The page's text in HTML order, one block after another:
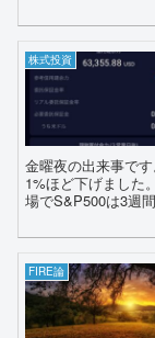
株式投資
金曜夜の出来事で
1%ほど下げました
場でS&P500は3週
FIRE論